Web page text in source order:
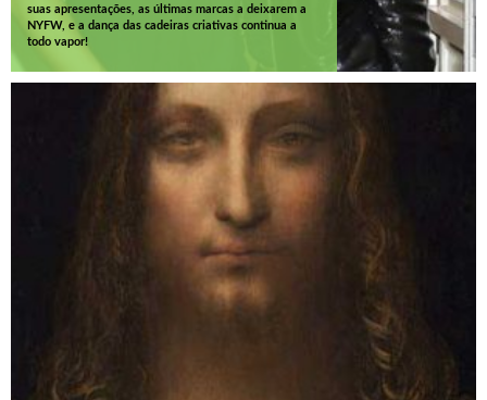
suas apresentações, as últimas marcas a deixarem a
NYFW, e a dança das cadeiras criativas continua a
todo vapor!